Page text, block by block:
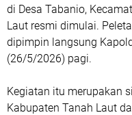
di Desa Tabanio,
Laut resmi dimulai.
dipimpin langsung
(26/5/2026) pagi.
Kegiatan itu merupakan
Kabupaten Tanah Laut